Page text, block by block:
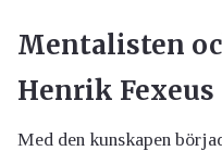
Mentalisten
Henrik Fexeus
Med den kunskapen